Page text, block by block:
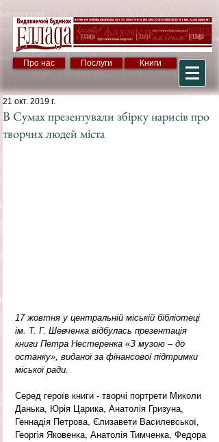
Про нас Послуги Книги
В Сумах презентували збірку нарисів про
творчих людей міста
21 окт. 2019 г.
17 жовтня у центральній міській бібліотеці
ім. Т. Г. Шевченка відбулась презентація
книги Петра Нестеренка «З музою – до
останку», виданої за фінансової підтримки
міської ради.
Серед героїв книги - творчі портрети Миколи
Данька, Юрія Царика, Анатолія Гризуна,
Геннадія Петрова, Єлизавети Василевської,
Георгія Яковенка, Анатолія Тимченка, Федора